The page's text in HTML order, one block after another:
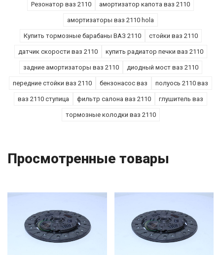
Резонатор ваз 2110 амортизатор капота ваз 2110
амортизаторы ваз 2110 hola
Купить тормозные барабаны ВАЗ 2110 стойки ваз 2110
датчик скорости ваз 2110 купить радиатор печки ваз 2110
задние амортизаторы ваз 2110 диодный мост ваз 2110
передние стойки ваз 2110 бензонасос ваз полуось 2110 ваз
ваз 2110 ступица фильтр салона ваз 2110 глушитель ваз
тормозные колодки ваз 2110
Просмотренные товары